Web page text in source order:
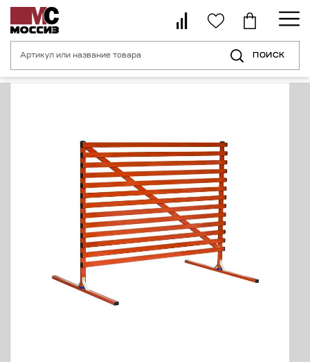
ПОИСК
Главная страница Средства индивидуальной защиты от